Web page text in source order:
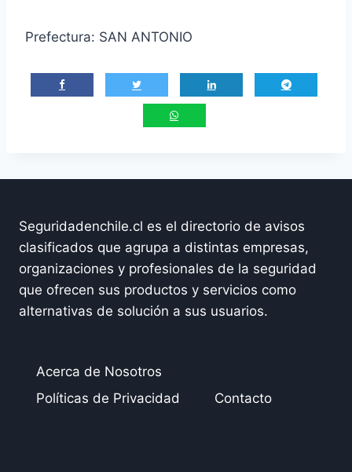
Prefectura: SAN ANTONIO
Seguridadenchile.cl es el directorio de avisos
clasificados que agrupa a distintas empresas,
organizaciones y profesionales de la seguridad
que ofrecen sus productos y servicios como
alternativas de solución a sus usuarios.
Acerca de Nosotros
Políticas de Privacidad
Contacto